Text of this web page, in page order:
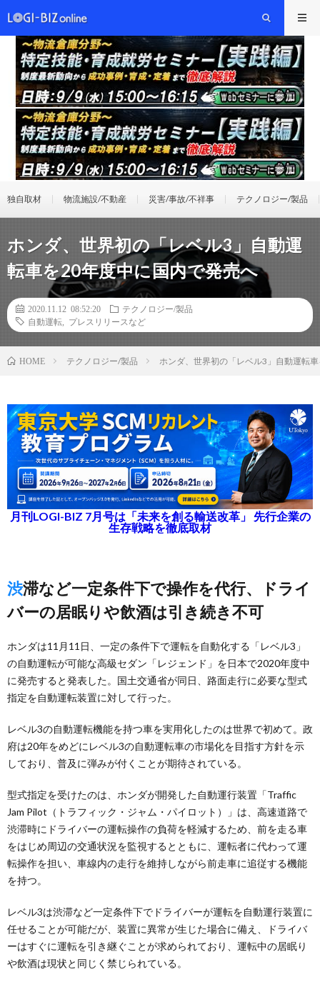
独自取材 物流施設/不動産 災害/事故/不祥事 テクノロジー/製品
ホンダ、世界初の「レベル3」自動運
転車を20年度中に国内で発売へ
2020.11.12 08:52:20
テクノロジー/製品
自動運転
プレスリリースなど
HOME テクノロジー/製品 ホンダ、世界初の「レベル3」自動運転
月刊LOGI-BIZ 7月号は「未来を創る輸送改革」 先行企業の
生存戦略を徹底取材
渋滞など一定条件下で操作を代行、ドライ
バーの居眠りや飲酒は引き続き不可
ホンダは11月11日、一定の条件下で運転を自動化する「レベル3」
の自動運転が可能な高級セダン「レジェンド」を日本で2020年度中
に発売すると発表した。国土交通省が同日、路面走行に必要な型式
指定を自動運転装置に対して行った。
レベル3の自動運転機能を持つ車を実用化したのは世界で初めて。政
府は20年をめどにレベル3の自動運転車の市場化を目指す方針を示
しており、普及に弾みが付くことが期待されている。
型式指定を受けたのは、ホンダが開発した自動運行装置「Traffic
Jam Pilot（トラフィック・ジャム・パイロット）」は、高速道路で
渋滞時にドライバーの運転操作の負荷を軽減するため、前を走る車
をはじめ周辺の交通状況を監視するとともに、運転者に代わって運
転操作を担い、車線内の走行を維持しながら前走車に追従する機能
を持つ。
レベル3は渋滞など一定条件下でドライバーが運転を自動運行装置に
任せることが可能だが、装置に異常が生じた場合に備え、ドライバ
ーはすぐに運転を引き継ぐことが求められており、運転中の居眠り
や飲酒は現状と同じく禁じられている。